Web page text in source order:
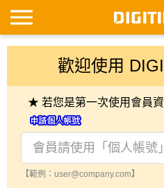
歡迎使用
★ 若您是第一次使用會員
【範例：user@company.com】